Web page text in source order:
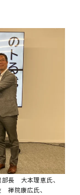
部長 大本理恵氏、
禅院康広氏、